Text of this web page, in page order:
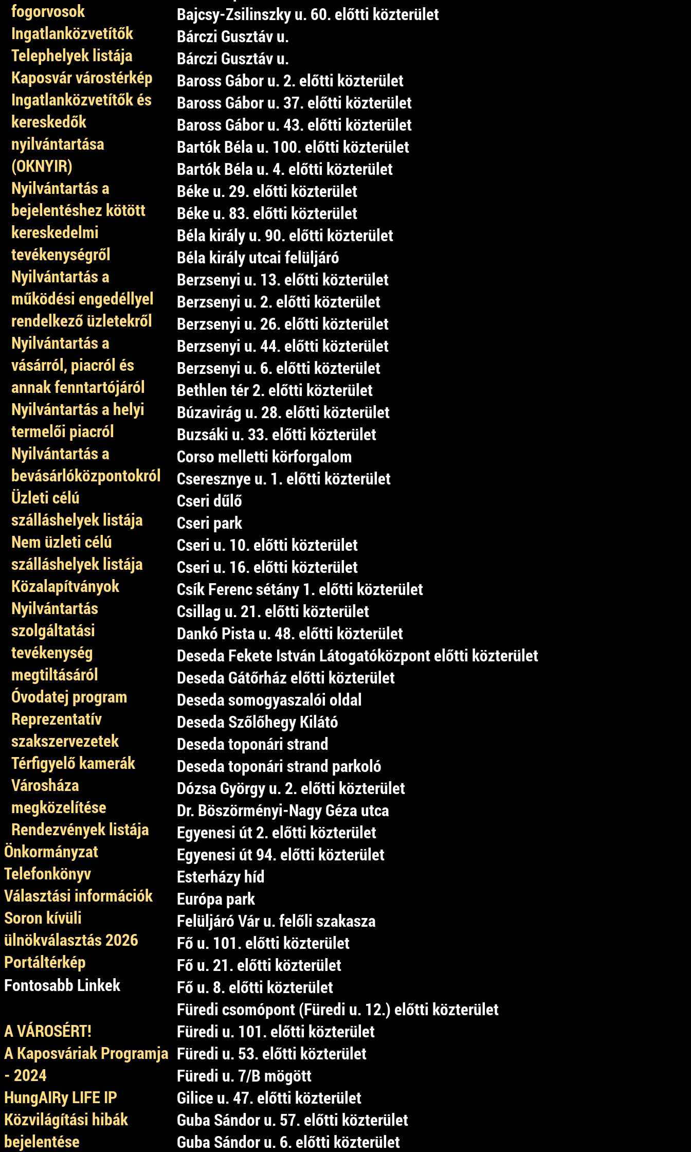
fogorvosok
Ingatlanközvetítők
Telephelyek listája
Kaposvár várostérkép
Ingatlanközvetítők és
kereskedők
nyilvántartása
(OKNYIR)
Nyilvántartás a
bejelentéshez kötött
kereskedelmi
tevékenységről
Nyilvántartás a
működési engedéllyel
rendelkező üzletekről
Nyilvántartás a
vásárról, piacról és
annak fenntartójáról
Nyilvántartás a helyi
termelői piacról
Nyilvántartás a
bevásárlóközpontokról
Üzleti célú
szálláshelyek listája
Nem üzleti célú
szálláshelyek listája
Közalapítványok
Nyilvántartás
szolgáltatási
tevékenység
megtiltásáról
Óvodatej program
Reprezentatív
szakszervezetek
Térfigyelő kamerák
Városháza
megközelítése
Rendezvények listája
Önkormányzat
Telefonkönyv
Választási információk
Soron kívüli
ülnökválasztás 2026
Portáltérkép
Fontosabb Linkek
A VÁROSÉRT!
A Kaposváriak Programja
- 2024
HungAIRy LIFE IP
Közvilágítási hibák
bejelentése
Bajcsy-Zsilinszky u. 60. előtti közterület
Bárczi Gusztáv u.
Bárczi Gusztáv u.
Baross Gábor u. 2. előtti közterület
Baross Gábor u. 37. előtti közterület
Baross Gábor u. 43. előtti közterület
Bartók Béla u. 100. előtti közterület
Bartók Béla u. 4. előtti közterület
Béke u. 29. előtti közterület
Béke u. 83. előtti közterület
Béla király u. 90. előtti közterület
Béla király utcai felüljáró
Berzsenyi u. 13. előtti közterület
Berzsenyi u. 2. előtti közterület
Berzsenyi u. 26. előtti közterület
Berzsenyi u. 44. előtti közterület
Berzsenyi u. 6. előtti közterület
Bethlen tér 2. előtti közterület
Búzavirág u. 28. előtti közterület
Buzsáki u. 33. előtti közterület
Corso melletti körforgalom
Cseresznye u. 1. előtti közterület
Cseri dűlő
Cseri park
Cseri u. 10. előtti közterület
Cseri u. 16. előtti közterület
Csík Ferenc sétány 1. előtti közterület
Csillag u. 21. előtti közterület
Dankó Pista u. 48. előtti közterület
Deseda Fekete István Látogatóközpont előtti közterület
Deseda Gátőrház előtti közterület
Deseda somogyaszalói oldal
Deseda Szőlőhegy Kilátó
Deseda toponári strand
Deseda toponári strand parkoló
Dózsa György u. 2. előtti közterület
Dr. Böszörményi-Nagy Géza utca
Egyenesi út 2. előtti közterület
Egyenesi út 94. előtti közterület
Esterházy híd
Európa park
Felüljáró Vár u. felőli szakasza
Fő u. 101. előtti közterület
Fő u. 21. előtti közterület
Fő u. 8. előtti közterület
Füredi csomópont (Füredi u. 12.) előtti közterület
Füredi u. 101. előtti közterület
Füredi u. 53. előtti közterület
Füredi u. 7/B mögött
Gilice u. 47. előtti közterület
Guba Sándor u. 57. előtti közterület
Guba Sándor u. 6. előtti közterület